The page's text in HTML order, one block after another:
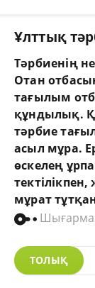
Ұлттық
Тәрбиенің
Отан
тағылым
құндылық.
тәрбие
асыл мұра.
өскелең
мұрат
ТОЛЫҚ